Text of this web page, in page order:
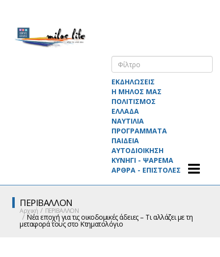
ΕΚΔΗΛΩΣΕΙΣ
Η ΜΗΛΟΣ ΜΑΣ
ΠΟΛΙΤΙΣΜΟΣ
ΕΛΛΑΔΑ
ΝΑΥΤΙΛΙΑ
ΠΡΟΓΡΑΜΜΑΤΑ
ΠΑΙΔΕΙΑ
ΑΥΤΟΔΙΟΙΚΗΣΗ
ΚΥΝΗΓΙ - ΨΑΡΕΜΑ
ΑΡΘΡΑ - ΕΠΙΣΤΟΛΕΣ
ΠΕΡΙΒΑΛΛΟΝ
Αρχική ΠΕΡΙΒΑΛΛΟΝ
Νέα εποχή για τις οικοδομικές άδειες – Τι αλλάζει με τη
μεταφορά τους στο Κτηματολόγιο